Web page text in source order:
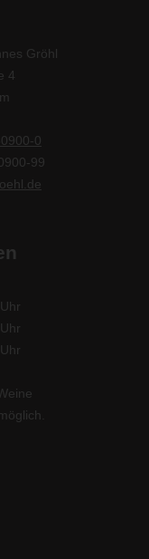
Gröhl
4
0
99
Uhr
Uhr
Uhr